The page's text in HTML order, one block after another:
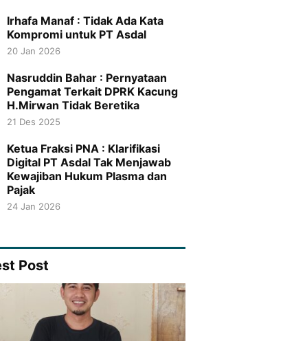
Irhafa Manaf : Tidak Ada Kata
Kompromi untuk PT Asdal
20 Jan 2026
Nasruddin Bahar : Pernyataan
Pengamat Terkait DPRK Kacung
H.Mirwan Tidak Beretika
21 Des 2025
Ketua Fraksi PNA : Klarifikasi
Digital PT Asdal Tak Menjawab
Kewajiban Hukum Plasma dan
Pajak
24 Jan 2026
Post